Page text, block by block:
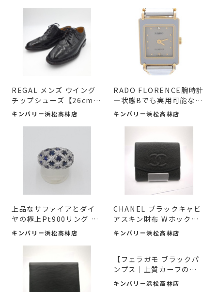
REGAL メンズ ウイング
チップシューズ【26cm】
#入...
キンバリー浜松高林店
RADO FLORENCE腕時計
―状態Bでも実用可能な逸
品 #入...
キンバリー浜松高林店
上品なサファイアとダイ
ヤの極上Pt900リング #
入荷...
キンバリー浜松高林店
CHANEL ブラックキャビ
アスキン財布 Wホックデ
ザイ...
キンバリー浜松高林店
【フェラガモ ブラックパ
ンプス｜上質カーフの魅
力...
キンバリー浜松高林店